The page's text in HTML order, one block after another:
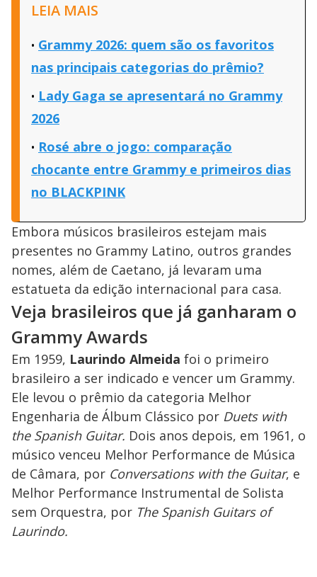
LEIA MAIS
Grammy 2026: quem são os favoritos
nas principais categorias do prêmio?
Lady Gaga se apresentará no Grammy
2026
Rosé abre o jogo: comparação
chocante entre Grammy e primeiros dias
no BLACKPINK
Embora músicos brasileiros estejam mais
presentes no Grammy Latino, outros grandes
nomes, além de Caetano, já levaram uma
estatueta da edição internacional para casa.
Veja brasileiros que já ganharam o
Grammy Awards
Em 1959, Laurindo Almeida foi o primeiro
brasileiro a ser indicado e vencer um Grammy.
Ele levou o prêmio da categoria Melhor
Engenharia de Álbum Clássico por Duets with
the Spanish Guitar. Dois anos depois, em 1961, o
músico venceu Melhor Performance de Música
de Câmara, por Conversations with the Guitar, e
Melhor Performance Instrumental de Solista
sem Orquestra, por The Spanish Guitars of
Laurindo.